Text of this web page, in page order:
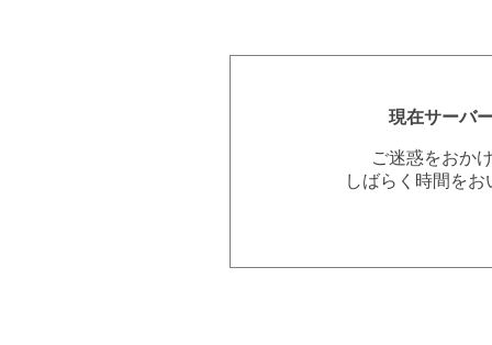
現在サーバ
ご迷惑をおか
しばらく時間を